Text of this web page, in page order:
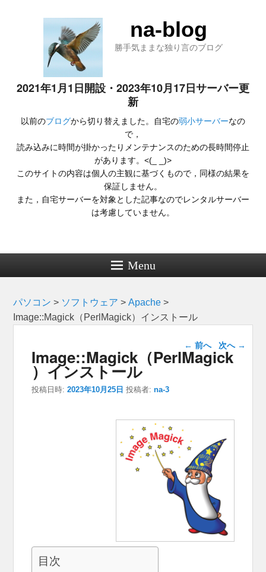
na-blog
勝手気ままな独り言のブログ
2021年1月1日開設・2023年10月17日サーバー更
新
以前のブログから切り替えました。自宅の弱小サーバーなの
で，
読み込みに時間が掛かったりメンテナンスのための長時間停止
があります。<(_ _)>
このサイトの内容は個人の主観に基づくもので，同様の結果を
保証しません。
また，自宅サーバーを対象とした記事なのでレンタルサーバー
は考慮していません。
Menu
パソコン > ソフトウェア >Apache >
Image::Magick（PerlMagick）インストール
投稿ナビゲー
ション
← 前へ 次へ →
Image::Magick（PerlMagick
）インストール
投稿日時:2023年10月25日 投稿者:na-3
目次